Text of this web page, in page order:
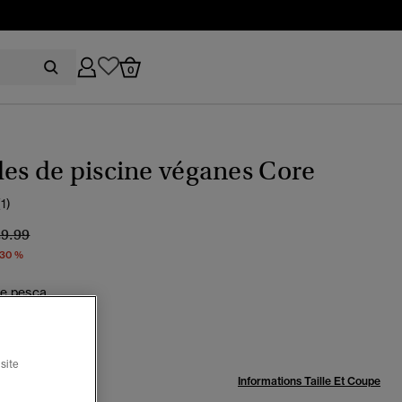
0
de piscine véganes Core
réduit de
à
%
pesca
Informations Taille Et Coupe